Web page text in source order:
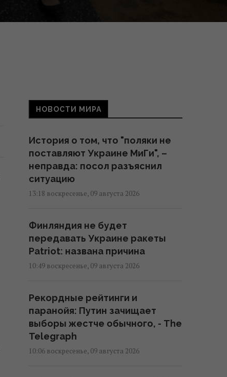
НОВОСТИ МИРА
История о том, что "поляки не
поставляют Украине МиГи", –
неправда: посол разъяснил
ситуацию
13:18 воскресенье, 09 августа 2026
Финляндия не будет
передавать Украине ракеты
Patriot: названа причина
10:49 воскресенье, 09 августа 2026
Рекордные рейтинги и
паранойя: Путин зачищает
выборы жестче обычного, - The
Telegraph
10:06 воскресенье, 09 августа 2026